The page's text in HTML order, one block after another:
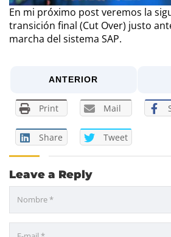
En mi próximo post veremos la
transición final (Cut Over) justo
marcha del sistema SAP.
ANTERIOR
Print Mail
Share Tweet
Leave a Reply